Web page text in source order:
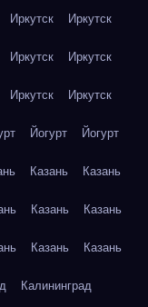
Иркутск Иркутск
Иркутск Иркутск
Иркутск Иркутск
Йогурт Йогурт
Казань Казань
Казань Казань
Казань Казань
Калининград